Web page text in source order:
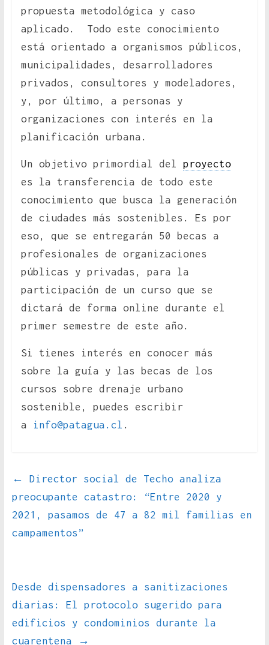
propuesta metodológica y caso
aplicado. Todo este conocimiento
está orientado a organismos públicos,
municipalidades, desarrolladores
privados, consultores y modeladores,
y, por último, a personas y
organizaciones con interés en la
planificación urbana.
Un objetivo primordial del proyecto
es la transferencia de todo este
conocimiento que busca la generación
de ciudades más sostenibles. Es por
eso, que se entregarán 50 becas a
profesionales de organizaciones
públicas y privadas, para la
participación de un curso que se
dictará de forma online durante el
primer semestre de este año.
Si tienes interés en conocer más
sobre la guía y las becas de los
cursos sobre drenaje urbano
sostenible, puedes escribir
a
info@patagua.cl .
←
Director social de Techo analiza
preocupante catastro: “Entre 2020 y
2021, pasamos de 47 a 82 mil familias en
campamentos”
Desde dispensadores a sanitizaciones
diarias: El protocolo sugerido para
edificios y condominios durante la
cuarentena
→